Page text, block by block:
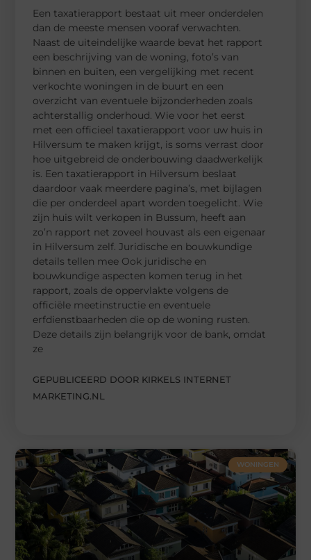
Een taxatierapport bestaat uit meer onderdelen
dan de meeste mensen vooraf verwachten.
Naast de uiteindelijke waarde bevat het rapport
een beschrijving van de woning, foto’s van
binnen en buiten, een vergelijking met recent
verkochte woningen in de buurt en een
overzicht van eventuele bijzonderheden zoals
achterstallig onderhoud. Wie voor het eerst
met een officieel taxatierapport voor uw huis in
Hilversum te maken krijgt, is soms verrast door
hoe uitgebreid de onderbouwing daadwerkelijk
is. Een taxatierapport in Hilversum beslaat
daardoor vaak meerdere pagina’s, met bijlagen
die per onderdeel apart worden toegelicht. Wie
zijn huis wilt verkopen in Bussum, heeft aan
zo’n rapport net zoveel houvast als een eigenaar
in Hilversum zelf. Juridische en bouwkundige
details tellen mee Ook juridische en
bouwkundige aspecten komen terug in het
rapport, zoals de oppervlakte volgens de
officiële meetinstructie en eventuele
erfdienstbaarheden die op de woning rusten.
Deze details zijn belangrijk voor de bank, omdat
ze
GEPUBLICEERD DOOR KIRKELS INTERNET
MARKETING.NL
WONINGEN